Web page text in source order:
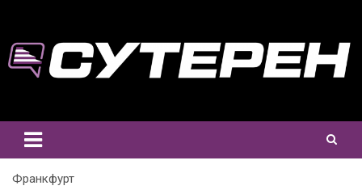
content
Франкфурт